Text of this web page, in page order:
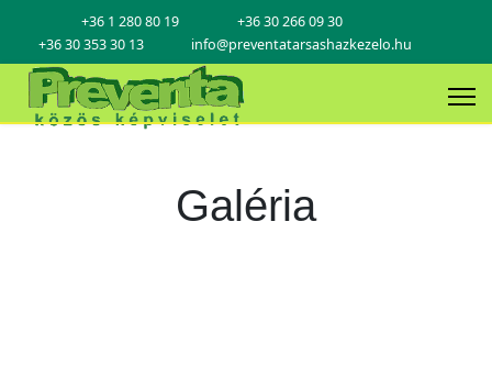
+36 1 280 80 19
+36 30 266 09 30
+36 30 353 30 13
info@preventatarsashazkezelo.hu
Galéria